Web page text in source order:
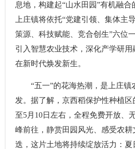
息地，构建起“山水田园”有机融合
上庄镇将依托“党建引领、集体主
策源、科技赋能、竞合创生”六位
引入智慧农业技术，深化产学研
在新时代焕发新生。
“五一”的花海热潮，是上庄镇
发。据了解，京西稻保护性种植
至5月10日左右，全程免费开放、
峰前往，静赏田园风光、感受农
迭，这片土地将持续绽放活力：